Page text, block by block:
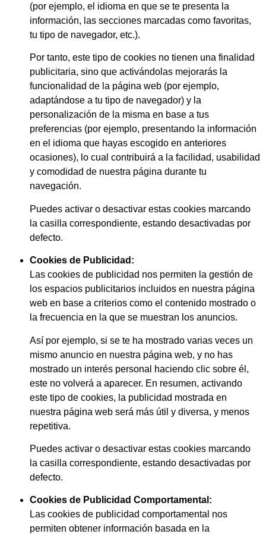
(por ejemplo, el idioma en que se te presenta la
información, las secciones marcadas como favoritas,
tu tipo de navegador, etc.).
Por tanto, este tipo de cookies no tienen una finalidad
publicitaria, sino que activándolas mejorarás la
funcionalidad de la página web (por ejemplo,
adaptándose a tu tipo de navegador) y la
personalización de la misma en base a tus
preferencias (por ejemplo, presentando la información
en el idioma que hayas escogido en anteriores
ocasiones), lo cual contribuirá a la facilidad, usabilidad
y comodidad de nuestra página durante tu
navegación.
Puedes activar o desactivar estas cookies marcando
la casilla correspondiente, estando desactivadas por
defecto.
Cookies de Publicidad:
Las cookies de publicidad nos permiten la gestión de
los espacios publicitarios incluidos en nuestra página
web en base a criterios como el contenido mostrado o
la frecuencia en la que se muestran los anuncios.
Así por ejemplo, si se te ha mostrado varias veces un
mismo anuncio en nuestra página web, y no has
mostrado un interés personal haciendo clic sobre él,
este no volverá a aparecer. En resumen, activando
este tipo de cookies, la publicidad mostrada en
nuestra página web será más útil y diversa, y menos
repetitiva.
Puedes activar o desactivar estas cookies marcando
la casilla correspondiente, estando desactivadas por
defecto.
Cookies de Publicidad Comportamental:
Las cookies de publicidad comportamental nos
permiten obtener información basada en la